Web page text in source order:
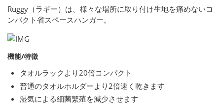
Ruggy（ラギー）は、様々な場所に取り付け生地を痛めないコ
ンパクト省スペースハンガー。
機能/特徴
タオルラックより20倍コンパクト
普通のタオルホルダーより2倍速く乾きます
湿気による細菌繁殖を減少させます